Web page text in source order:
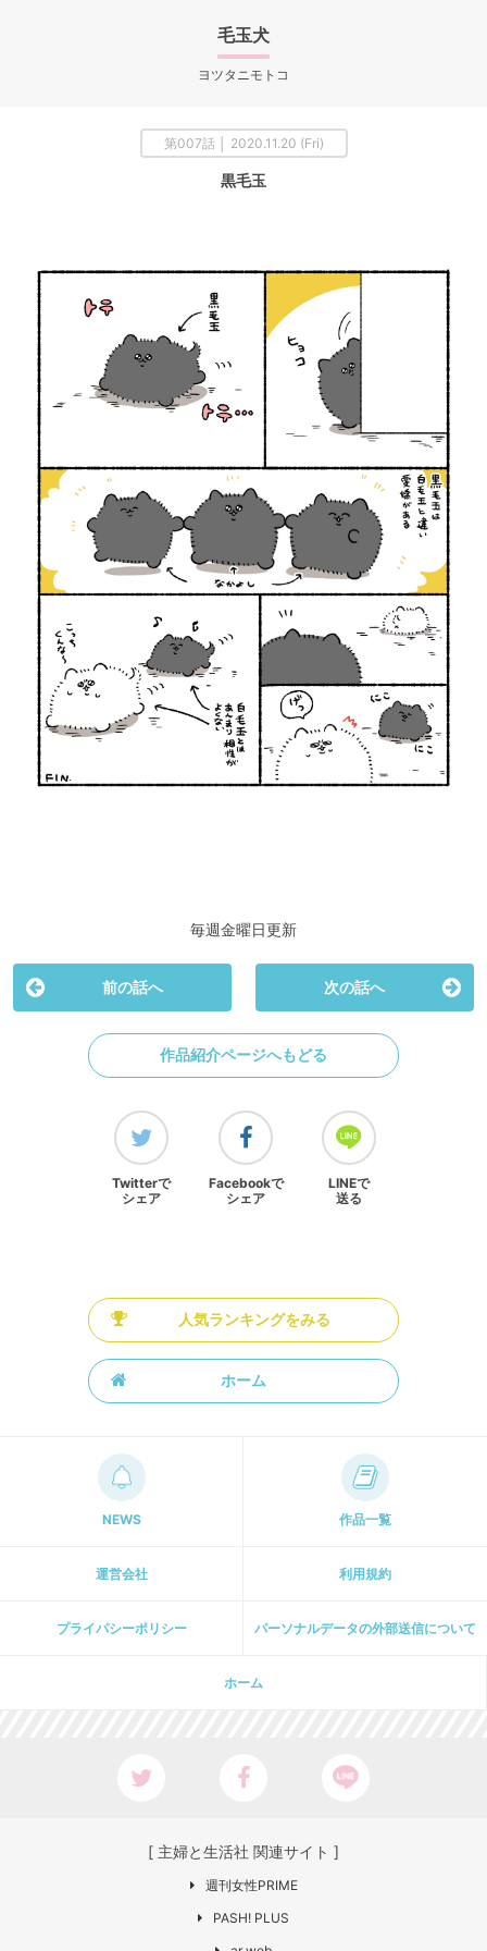
毛玉犬
ヨツタニモトコ
第007話 │ 2020.11.20 (Fri)
黒毛玉
毎週金曜日更新
前の話へ 次の話へ
作品紹介ページへもどる
Twitterで
シェア
Facebookで
シェア
LINEで
送る
人気ランキングをみる
ホーム
NEWS 作品一覧
運営会社 利用規約
プライパシーポリシー パーソナルデータの外部送信について
ホーム
[ 主婦と生活社 関連サイト ]
週刊女性PRIME
PASH! PLUS